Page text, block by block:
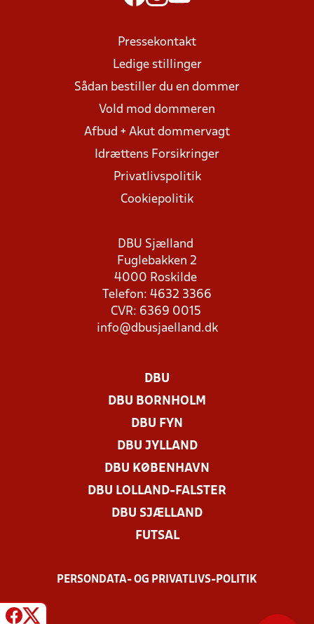
Pressekontakt
Ledige stillinger
Sådan bestiller du en dommer
Vold mod dommeren
Afbud + Akut dommervagt
Idrættens Forsikringer
Privatlivspolitik
Cookiepolitik
DBU Sjælland
Fuglebakken 2
4000 Roskilde
Telefon: 4632 3366
CVR: 6369 0015
info@dbusjaelland.dk
DBU
DBU BORNHOLM
DBU FYN
DBU JYLLAND
DBU KØBENHAVN
DBU LOLLAND-FALSTER
DBU SJÆLLAND
FUTSAL
PERSONDATA- OG PRIVATLIVS-POLITIK